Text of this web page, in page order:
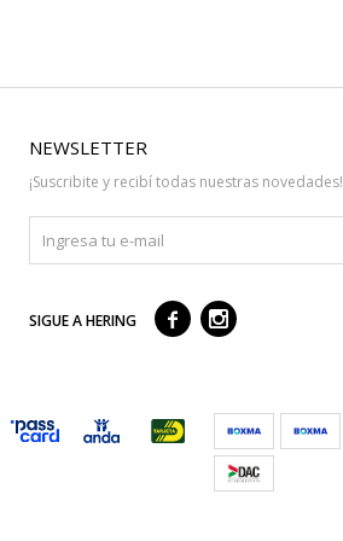
NEWSLETTER
¡Suscribite y recibí todas nuestras novedades!
SIGUE A HERING  